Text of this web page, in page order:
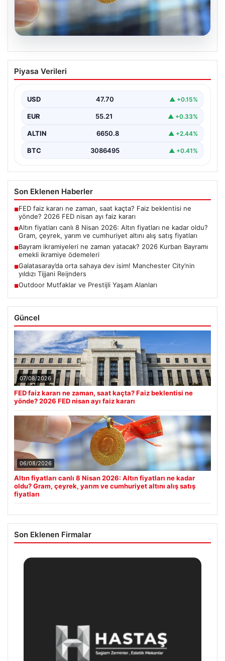
06.08.2026
Altın fiyatları canlı 8 Nisan 2026: Altın
fiyatları ne kadar oldu? Gram, çeyrek,
fiyatları
Piyasa Verileri
USD 47.70 ▲ +0.15%
EUR 55.21 ▲ +0.33%
ALTIN 6650.8 ▲ +2.44%
BTC 3086495 ▲ +0.41%
Son Eklenen Haberler
■FED faiz kararı ne zaman, saat kaçta? Faiz beklentisi ne
yönde? 2026 FED nisan ayı faiz kararı
■Altın fiyatları canlı 8 Nisan 2026: Altın fiyatları ne kadar oldu?
Gram, çeyrek, yarım ve cumhuriyet altını alış satış fiyatları
■Bayram ikramiyeleri ne zaman yatacak? 2026 Kurban Bayramı
emekli ikramiye ödemeleri
■Galatasaray’da orta sahaya dev isim! Manchester City’nin
yıldızı Tijjani Reijnders
■Outdoor Mutfaklar ve Prestijli Yaşam Alanları
Güncel
07/08/2026
FED faiz kararı ne zaman, saat kaçta? Faiz beklentisi ne
yönde? 2026 FED nisan ayı faiz kararı
06/08/2026
Altın fiyatları canlı 8 Nisan 2026: Altın fiyatları ne kadar
oldu? Gram, çeyrek, yarım ve cumhuriyet altını alış satış
fiyatları
Son Eklenen Firmalar